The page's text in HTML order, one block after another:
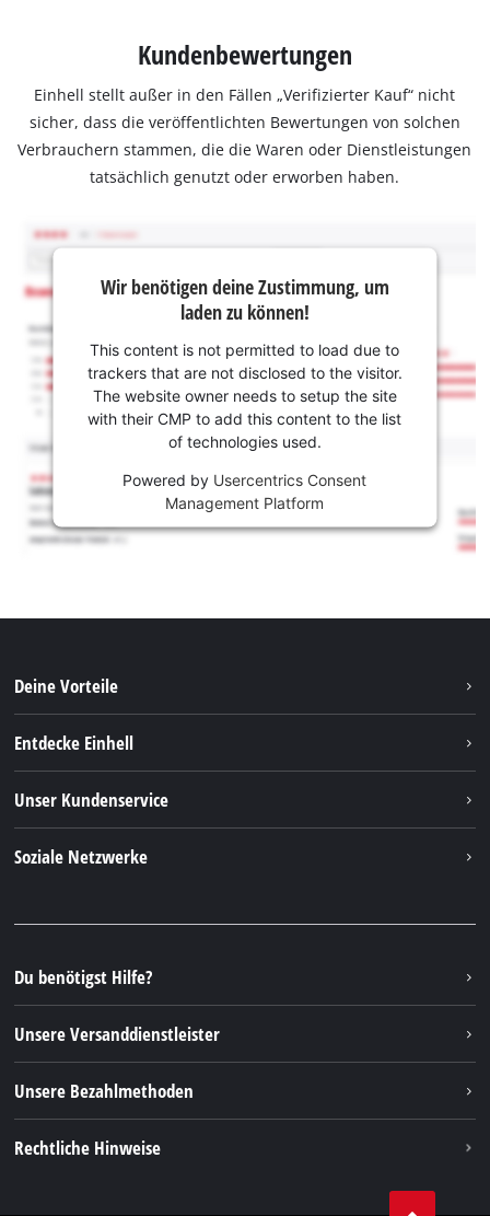
Kundenbewertungen
Einhell stellt außer in den Fällen „Verifizierter Kauf“ nicht
sicher, dass die veröffentlichten Bewertungen von solchen
Verbrauchern stammen, die die Waren oder Dienstleistungen
tatsächlich genutzt oder erworben haben.
Wir benötigen deine Zustimmung, um
laden zu können!
This content is not permitted to load due to
trackers that are not disclosed to the visitor.
The website owner needs to setup the site
with their CMP to add this content to the list
of technologies used.
Powered by Usercentrics Consent
Management Platform
Deine Vorteile
Entdecke Einhell
Nachhaltigkeit
Unser Kundenservice
FAQs
Rücksendungen / Widerruf
Verpackungsrichtlinien
Hinweise zur Batterieentsorgung
Vertrag widerrufen
Soziale Netzwerke
Instagram
TikTok
Pinterest
Linkedin
Du benötigst Hilfe?
Unsere Versanddienstleister
Unsere Bezahlmethoden
Rechtliche Hinweise